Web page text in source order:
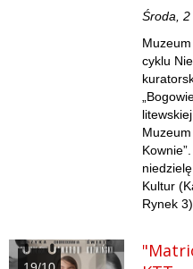
Środa,
cyklu
Kultur
Rynek